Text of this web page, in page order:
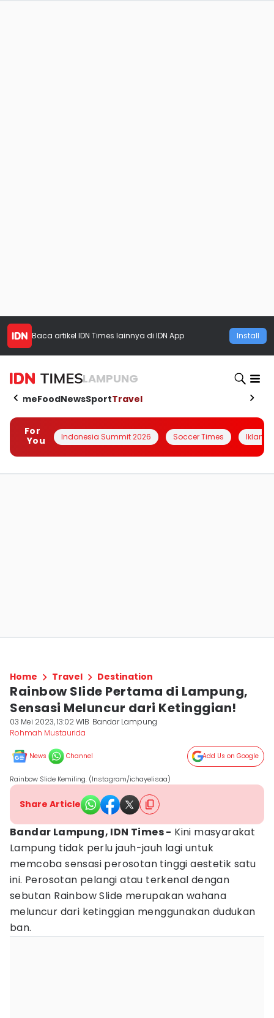
Baca artikel IDN Times lainnya di IDN App Install
LAMPUNG
HomeFoodNewsSportTravel
For
You
Indonesia Summit 2026 Soccer Times Iklanin
Home Travel Destination
Rainbow Slide Pertama di Lampung,
Sensasi Meluncur dari Ketinggian!
03 Mei 2023, 13:02 WIB Bandar Lampung
Rohmah Mustaurida
News Channel Add Us on Google
Rainbow Slide Kemiling. (Instagram/ichayelisaa)
Share Article
Bandar Lampung, IDN Times - Kini masyarakat
Lampung tidak perlu jauh-jauh lagi untuk
memcoba sensasi perosotan tinggi aestetik satu
ini. Perosotan pelangi atau terkenal dengan
sebutan Rainbow Slide merupakan wahana
meluncur dari ketinggian menggunakan dudukan
ban.